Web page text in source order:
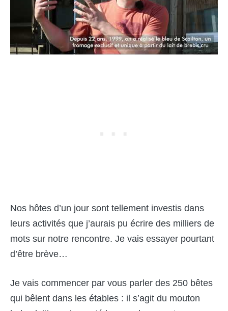
Nos hôtes d’un jour sont tellement investis dans
leurs activités que j’aurais pu écrire des milliers de
mots sur notre rencontre. Je vais essayer pourtant
d’être brève…
Je vais commencer par vous parler des 250 bêtes
qui bêlent dans les étables : il s’agit du mouton